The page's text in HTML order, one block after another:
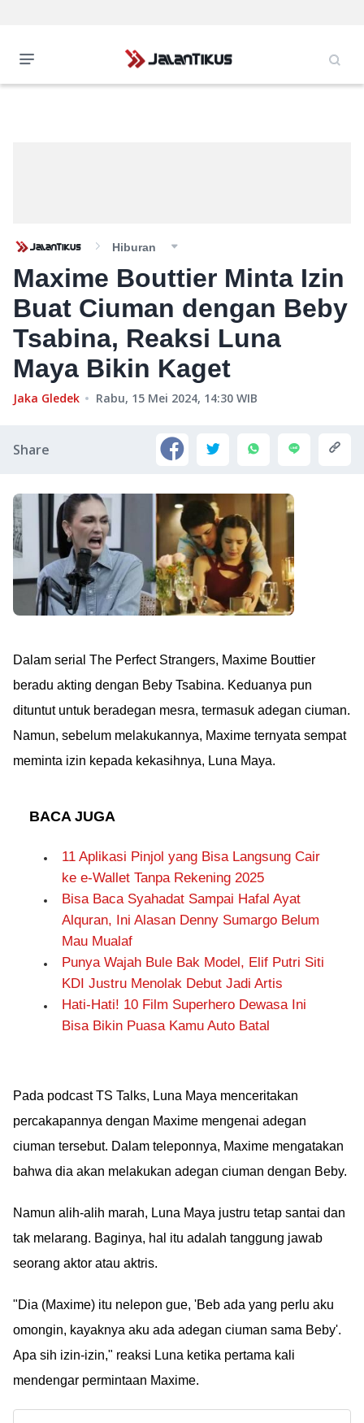
Hiburan
Maxime Bouttier Minta Izin
Buat Ciuman dengan Beby
Tsabina, Reaksi Luna
Maya Bikin Kaget
Jaka Gledek Rabu, 15 Mei 2024, 14:30 WIB
Share
Dalam serial The Perfect Strangers, Maxime Bouttier
beradu akting dengan Beby Tsabina. Keduanya pun
dituntut untuk beradegan mesra, termasuk adegan ciuman.
Namun, sebelum melakukannya, Maxime ternyata sempat
meminta izin kepada kekasihnya, Luna Maya.
BACA JUGA
11 Aplikasi Pinjol yang Bisa Langsung Cair
ke e-Wallet Tanpa Rekening 2025
Bisa Baca Syahadat Sampai Hafal Ayat
Alquran, Ini Alasan Denny Sumargo Belum
Mau Mualaf
Punya Wajah Bule Bak Model, Elif Putri Siti
KDI Justru Menolak Debut Jadi Artis
Hati-Hati! 10 Film Superhero Dewasa Ini
Bisa Bikin Puasa Kamu Auto Batal
Pada podcast TS Talks, Luna Maya menceritakan
percakapannya dengan Maxime mengenai adegan
ciuman tersebut. Dalam teleponnya, Maxime mengatakan
bahwa dia akan melakukan adegan ciuman dengan Beby.
Namun alih-alih marah, Luna Maya justru tetap santai dan
tak melarang. Baginya, hal itu adalah tanggung jawab
seorang aktor atau aktris.
"Dia (Maxime) itu nelepon gue, 'Beb ada yang perlu aku
omongin, kayaknya aku ada adegan ciuman sama Beby'.
Apa sih izin-izin," reaksi Luna ketika pertama kali
mendengar permintaan Maxime.